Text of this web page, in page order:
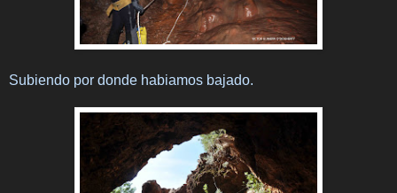
Subiendo por donde habiamos bajado.